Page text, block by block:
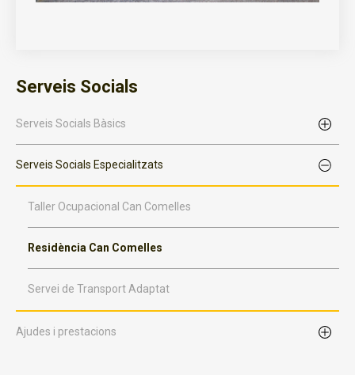
Serveis Socials
Serveis Socials Bàsics
Serveis Socials Especialitzats
Taller Ocupacional Can Comelles
Residència Can Comelles
Servei de Transport Adaptat
Ajudes i prestacions